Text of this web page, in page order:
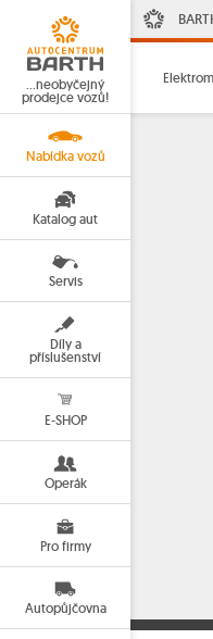
…neobyčejný
prodejce vozů!
Nabídka vozů
Katalog aut
Servis
Díly a
příslušenství
E-SHOP
Operák
Pro firmy
Autopůjčovna